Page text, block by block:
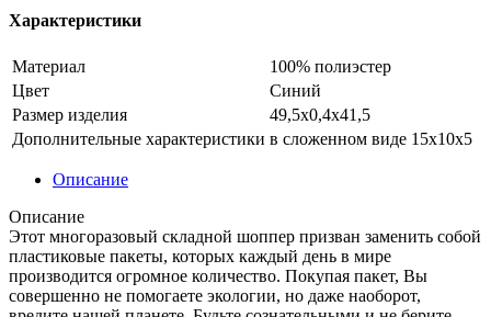
Характеристики
Материал
100% полиэстер
Цвет
Синий
Размер изделия
49,5х0,4х41,5
Дополнительные характеристики в сложенном виде 15х10х5
Описание
Описание
Этот многоразовый складной шоппер призван заменить собой
пластиковые пакеты, которых каждый день в мире
производится огромное количество. Покупая пакет, Вы
совершенно не помогаете экологии, но даже наоборот,